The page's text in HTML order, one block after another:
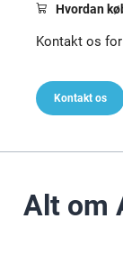
Hvordan
Kontakt os
Kontakt os
Alt om